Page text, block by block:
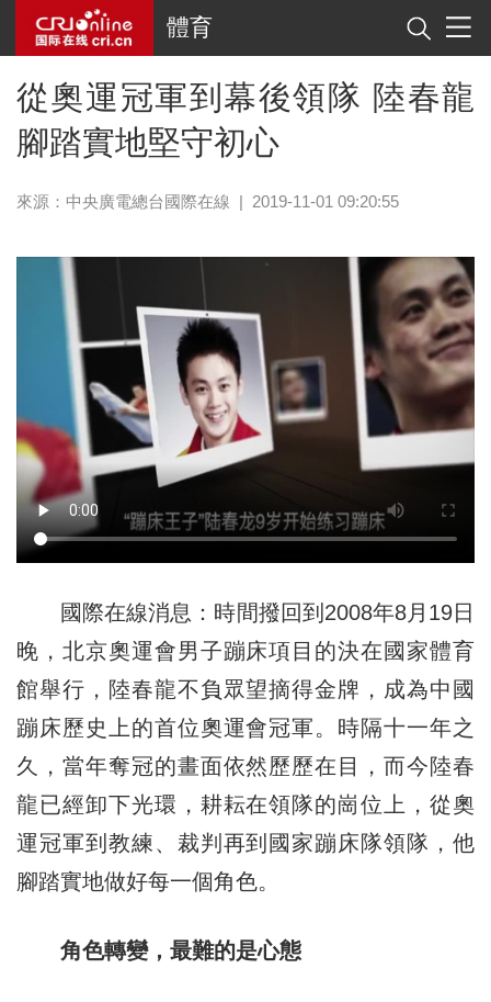
體育
從奧運冠軍到幕後領隊 陸春龍
腳踏實地堅守初心
來源：中央廣電總台國際在線 | 2019-11-01 09:20:55
國際在線消息：時間撥回到2008年8月19日
晚，北京奧運會男子蹦床項目的決在國家體育
館舉行，陸春龍不負眾望摘得金牌，成為中國
蹦床歷史上的首位奧運會冠軍。時隔十一年之
久，當年奪冠的畫面依然歷歷在目，而今陸春
龍已經卸下光環，耕耘在領隊的崗位上，從奧
運冠軍到教練、裁判再到國家蹦床隊領隊，他
腳踏實地做好每一個角色。
角色轉變，最難的是心態